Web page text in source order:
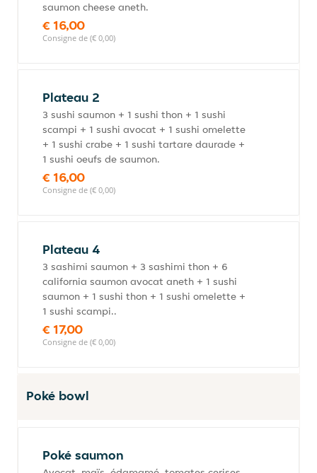
saumon cheese aneth.
€ 16,00
Consigne de (€ 0,00)
Plateau 2
3 sushi saumon + 1 sushi thon + 1 sushi
scampi + 1 sushi avocat + 1 sushi omelette
+ 1 sushi crabe + 1 sushi tartare daurade +
1 sushi oeufs de saumon.
€ 16,00
Consigne de (€ 0,00)
Plateau 4
3 sashimi saumon + 3 sashimi thon + 6
california saumon avocat aneth + 1 sushi
saumon + 1 sushi thon + 1 sushi omelette +
1 sushi scampi..
€ 17,00
Consigne de (€ 0,00)
Poké bowl
Poké saumon